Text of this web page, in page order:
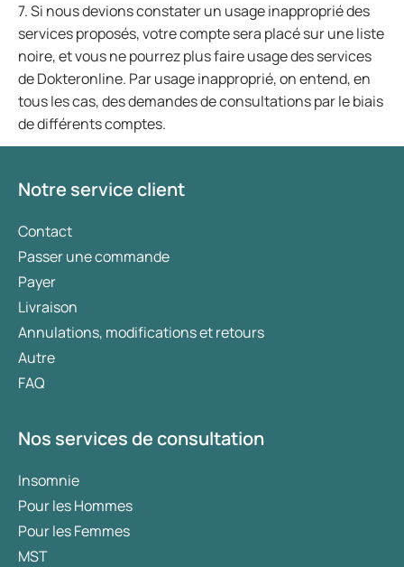
7. Si nous devions constater un usage inapproprié des
services proposés, votre compte sera placé sur une liste
noire, et vous ne pourrez plus faire usage des services
de Dokteronline. Par usage inapproprié, on entend, en
tous les cas, des demandes de consultations par le biais
de différents comptes.
Notre service client
Contact
Passer une commande
Payer
Livraison
Annulations, modifications et retours
Autre
FAQ
Nos services de consultation
Insomnie
Pour les Hommes
Pour les Femmes
MST